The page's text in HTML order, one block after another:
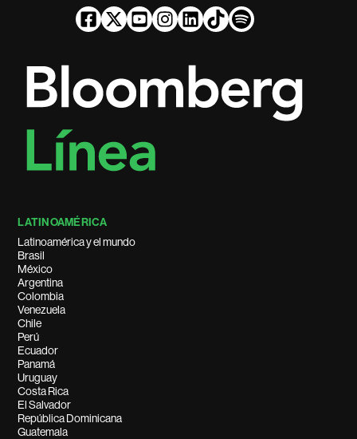
LATINOAMÉRICA
Latinoamérica y el mundo
Brasil
México
Argentina
Colombia
Venezuela
Chile
Perú
Ecuador
Panamá
Uruguay
Costa Rica
El Salvador
República Dominicana
Guatemala